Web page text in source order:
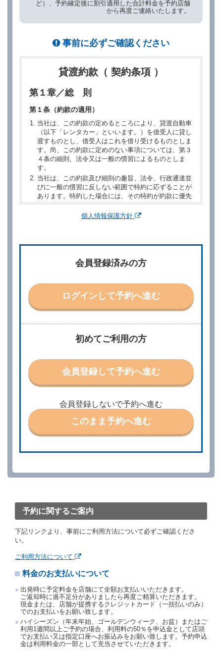
ど）、予約確定後に割引適用した合計料金を予約店舗
から再度ご連絡いたします。
事前に必ずご確認ください
貸渡約款（ 契約条項 ）
第１章／総 則
第１条（約款の適用）
当社は、この約款の定めるところにより、貸渡自動車
（以下「レンタカー」といいます。）を借受人に貸し
渡すものとし、借受人はこれを借り受けるものとしま
す。尚、この約款に定めのない事項については、第３
４条の細則、法令又は一般の慣習によるものとしま
す。
当社は、この約款及び細則の趣旨、法令、行政通達並
びに一般の慣習に反しない範囲で特約に応ずることが
あります。特約した場合には、その特約が約款に優先
別に定める料金表等に同意のうえ、別に定める方法に
他の借受条件（以下「借受条件」といいます。）を明
示して予約の申込みを行うことができます。なお、当
社は、電話連絡並びに電子メールによる予約に応じま
責任を負わないものとします。
当社は、借受人から予約の申込みがあったときは、原
則として、当社の保有するレンタカーの範囲内で予約
特に認める場合を除き、別に定める予約申込金を支払
うものとします。
第３条（予約の変更）
借受人は、前条第１項の借受条件を変更しようとする
ときは、あらかじめ当社の承諾を受けなければならな
いものとします。
第４条（予約の取消し等）
ができます。
を１時間以上経過してもレンタカー貸渡契約（以下
約取消手数料を当社に支払うものとし、当社は、この
予約取消手数料の支払いがあったときは、受領済の予
約申込金を借受人に返還するものとします。
当社の都合により、予約が取り消されたとき、又は貸
約申込金を返還するものとします。
若しくは当社のいずれの責にもよらない事由により貸
たものとします。この場合、当社は受領済の予約申込
金を返還するものとします。
第５条（代替レンタカー）
当社は、借受人から予約のあった車種クラスのレンタ
カーを貸し渡すことができないときは、予約と異なる
車種クラスのレンタカー（以下「代替レンタカー」と
個人情報保護方針
初めてご利用の方
会員登録して予約へ進む
会員登録しないで予約へ進む
このまま予約へ進む
会員登録済みの方
ログインして予約へ進む
予約に関するご案内
下記リンクより、事前にご利用方法について必ずご確認くださ
い。
ご利用方法について
料金のお支払いについて
出発時に予定料金を店舗にて全額お支払いいただきます。
ご返却時に過不足分がありましたら再度ご精算いただきます。
現金または、店舗が提携するクレジットカード（一括払いのみ）
でのお支払いをお願い致します。
ハイシーズン（年末年始、ゴールデンウィーク、お盆）またはご
利用1週間以上ご予約の場合、利用料の50％を申込金として店頭
でお支払い又は指定口座へお振込みをお願い致します。予約申込
金は利用料金の一部として充当させていただきます。